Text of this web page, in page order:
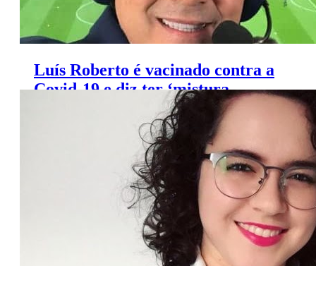
Luís Roberto é vacinado contra a
Covid-19 e diz ter ‘mistura
estranha de sentimentos’